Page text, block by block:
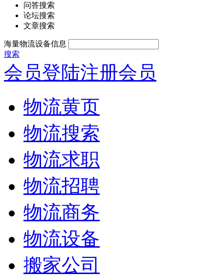
问答搜索
论坛搜索
文章搜索
海量物流设备信息
搜索
会员登陆注册会员
物流黄页
物流搜索
物流求职
物流招聘
物流商务
物流设备
搬家公司